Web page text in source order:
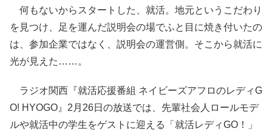
何もないからスタートした、就活。地元というこだわり
を見つけ、足を運んだ説明会の場でふと目に焼き付いたの
は、参加企業ではなく、説明会の運営側。そこから就活に
光が見えた……。
ラジオ関西『就活応援番組 ネイビーズアフロのレディG
O! HYOGO』2月26日の放送では、先輩社会人ロールモデ
ルや就活中の学生をゲストに迎える「就活レディGO！」